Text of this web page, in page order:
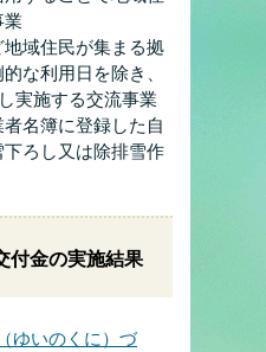
業
域住民が集まる拠
な利用日を除き、
実施する交流事業
名簿に登録した自
ろし又は除排雪作
付金の実施結果
ゆいのくに）づ